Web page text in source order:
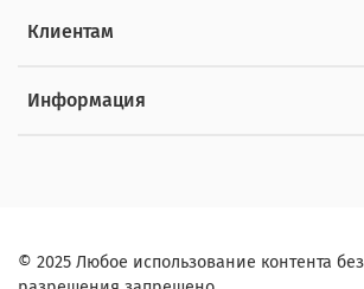
Клиентам
Информация
© 2025 Любое использование контента